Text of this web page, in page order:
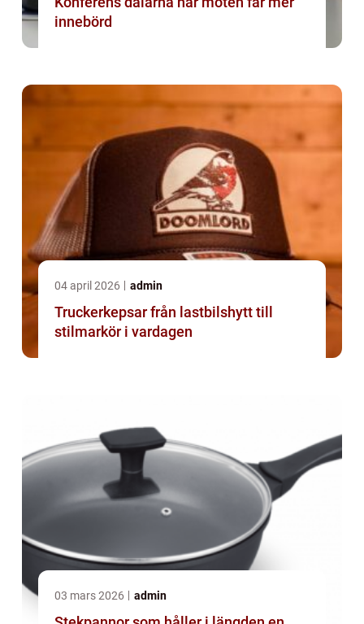
innebörd
04 april 2026 admin
Truckerkepsar från lastbilshytt till
stilmarkör i vardagen
03 mars 2026 admin